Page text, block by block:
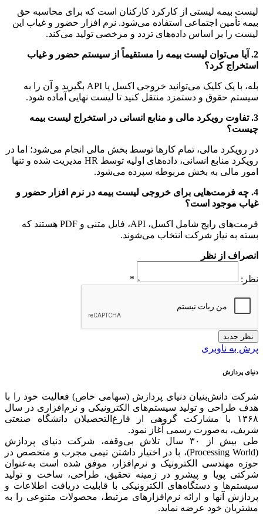
لیست بیمه لیستی از کارکرد کارکنان است که برای محاسبه حق
بیمه تأمین اجتماعی استفاده می‌شود. نرم افزار حضور و غیاب این
لیست را بر اساس داده‌های تردد و مرخصی تولید می‌کند.
2. آیا می‌توان لیست بیمه را مستقیماً از سیستم حضور و غیاب
استخراج کرد؟
بله، با یک کلیک می‌توانید خروجی اکسل یا API بگیرید و آن را به
سیستم حقوق و دستمزد منتقل کنید تا لیست نهایی آماده شود.
3. تفاوت رویکرد مالی و منابع انسانی در استخراج لیست بیمه
چیست؟
در رویکرد مالی، تمام کارها توسط بخش مالی انجام می‌شود؛ اما در
رویکرد منابع انسانی، داده‌های اولیه توسط HR مدیریت شده و تنها
امور مالی به بخش مربوطه سپرده می‌شود.
4. چه فرمت‌هایی برای خروجی لیست بیمه در نرم افزار حضور و
غیاب موجود است؟
فرمت‌های رایج شامل اکسل، API، فایل متنی و PDF هستند که
بسته به نیاز شرکت انتخاب می‌شوند.
انصراف از نظر
نظر: *
نظر جدید
پرش به ناوبری
دنیای پردازش
شرکت دانش‌بنیان دنیای پردازش (سهامی خاص) فعالیت خود را با
هدف طراحی و تولید سیستم‌های الکترونیکی و نرم‌افزاری در سال
۱۳۶۸ با مشارکت گروهی از فارغ‌التحصیلان دانشگاه صنعتی
شریف، به‌صورت رسمی آغاز نمود.
طی بیش از ۳۰ سال تلاش بی‌وقفه، شرکت دنیای پردازش
(Processing World)، با در اختیار داشتن تیمی مجرب و متخصص در
حوزه مهندسی الکترونیک و نرم‌افزار، موفق شده است به‌عنوان
شرکتی پویا و پیشرو در زمینه‌ تحقیق، طراحی، ساخت و تولید
سیستم‌ها و دستگاه‌های الکترونیکی با قابلیت دریافت اطلاعات و
پردازش آنها و ارائه‌ نرم‌افزارهای مرتبط، محصولات متنوعی را به
مشتریان خود عرضه نماید.